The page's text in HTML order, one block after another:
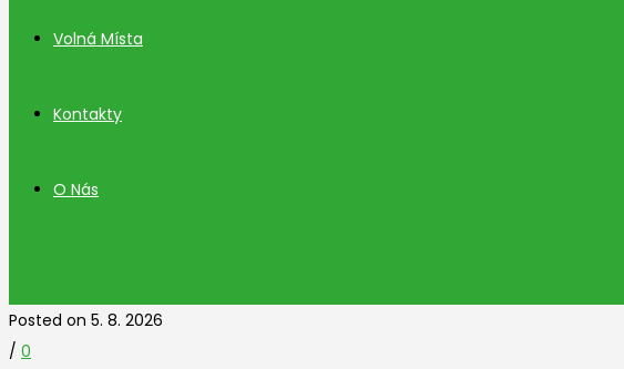
Volná Místa
Kontakty
O Nás
Posted on 5. 8. 2026
/ 0